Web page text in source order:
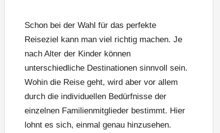
Schon bei der Wahl für das perfekte
Reiseziel kann man viel richtig machen. Je
nach Alter der Kinder können
unterschiedliche Destinationen sinnvoll sein.
Wohin die Reise geht, wird aber vor allem
durch die individuellen Bedürfnisse der
einzelnen Familienmitglieder bestimmt. Hier
lohnt es sich, einmal genau hinzusehen.